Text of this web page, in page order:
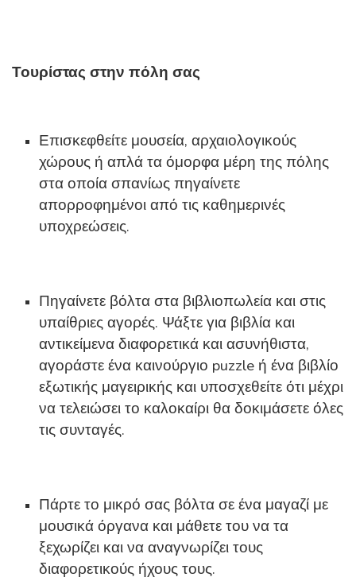
Τουρίστας στην πόλη σας
Επισκεφθείτε μουσεία, αρχαιολογικούς
χώρους ή απλά τα όμορφα μέρη της πόλης
στα οποία σπανίως πηγαίνετε
απορροφημένοι από τις καθημερινές
υποχρεώσεις.
Πηγαίνετε βόλτα στα βιβλιοπωλεία και στις
υπαίθριες αγορές. Ψάξτε για βιβλία και
αντικείμενα διαφορετικά και ασυνήθιστα,
αγοράστε ένα καινούργιο puzzle ή ένα βιβλίο
εξωτικής μαγειρικής και υποσχεθείτε ότι μέχρι
να τελειώσει το καλοκαίρι θα δοκιμάσετε όλες
τις συνταγές.
Πάρτε το μικρό σας βόλτα σε ένα μαγαζί με
μουσικά όργανα και μάθετε του να τα
ξεχωρίζει και να αναγνωρίζει τους
διαφορετικούς ήχους τους.